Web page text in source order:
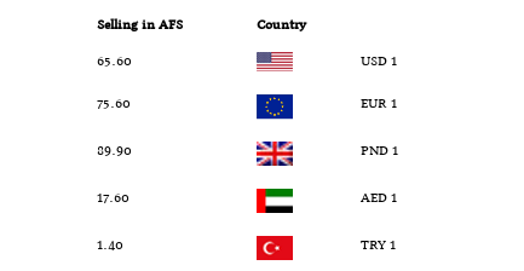
Country
Selling in AFS
1 USD
65.60
1 EUR
75.60
1 PND
89.90
1 AED
17.60
1 TRY
1.40